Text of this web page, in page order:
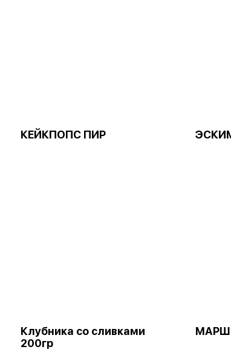
КЕЙКПОПС ПИР
Клубника со сливками
200гр